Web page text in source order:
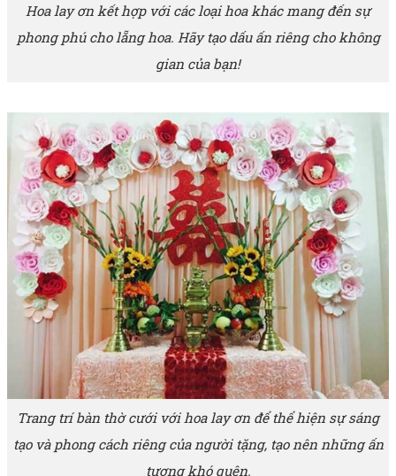
Hoa lay ơn kết hợp với các loại hoa khác mang đến sự
phong phú cho lẵng hoa. Hãy tạo dấu ấn riêng cho không
gian của bạn!
Trang trí bàn thờ cưới với hoa lay ơn để thể hiện sự sáng
tạo và phong cách riêng của người tặng, tạo nên những ấn
tượng khó quên.